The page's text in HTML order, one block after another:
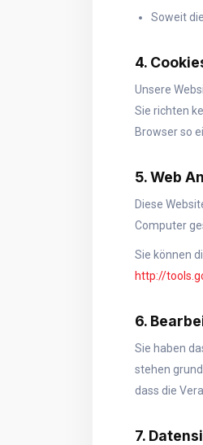
Soweit
4.
Unsere
Sie richten
Browser so
5. Web
Diese
Computer
Sie können
http://
6.
Sie haben
stehen
dass die
7.